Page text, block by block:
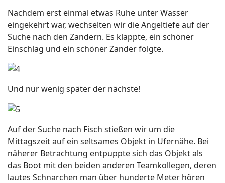
Nachdem erst einmal etwas Ruhe unter Wasser
eingekehrt war, wechselten wir die Angeltiefe auf der
Suche nach den Zandern. Es klappte, ein schöner
Einschlag und ein schöner Zander folgte.
Und nur wenig später der nächste!
Auf der Suche nach Fisch stießen wir um die
Mittagszeit auf ein seltsames Objekt in Ufernähe. Bei
näherer Betrachtung entpuppte sich das Objekt als
das Boot mit den beiden anderen Teamkollegen, deren
lautes Schnarchen man über hunderte Meter hören